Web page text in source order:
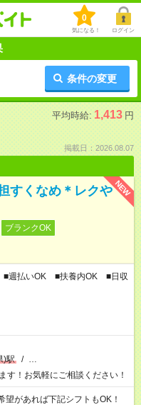
0
気になる！ ログイン
条件の変更
平均時給: 1,413 円
掲載日：2026.08.07
NEW
すくなめ＊レクや
ブランクOK
■週払いOK ■扶養内OK ■日収
)駅 / …
！お気軽にご相談ください！